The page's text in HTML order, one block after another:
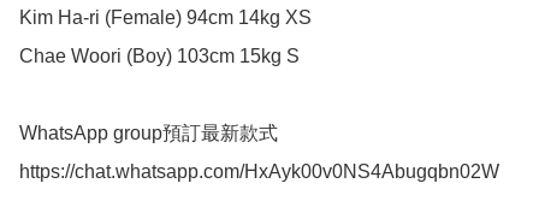
Kim Ha-ri (Female) 94cm 14kg XS
Chae Woori (Boy) 103cm 15kg S
WhatsApp group預訂最新款式
https://chat.whatsapp.com/HxAyk00v0NS4Abugqbn02W